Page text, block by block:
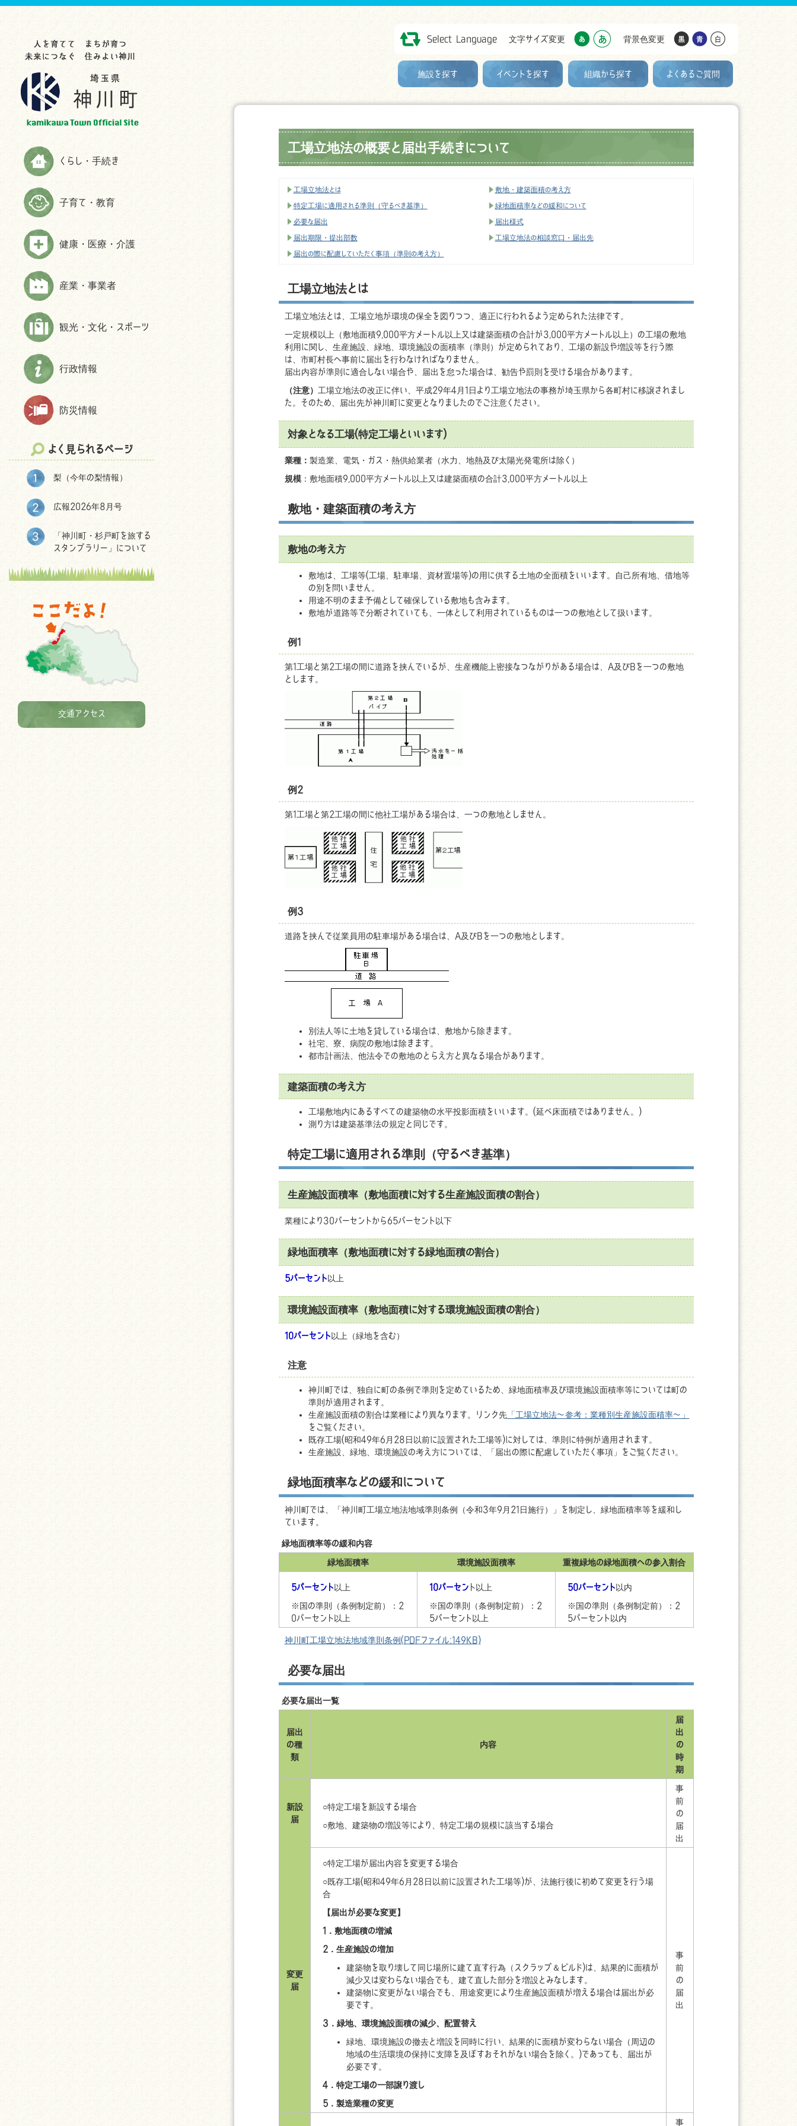
くらし・手続き
し・手続き
請書ダウンロード
成制度一覧
民年金
民健康保険
み・環境
ット・動物
まい・建築
下水道
活保護
住をお考えの皆様へ
婚・妊娠・共育ての相談機会
供・支援プログラム補助金
子育て・教育
て・教育
育委員会
涯学習
娠・出産
設情報
健康・医療・介護
・医療・介護
（健）診・人間ドック等助成・
防接種
康づくり・相談
齢者福祉
がい者福祉
くある質問(福祉・高齢者・介護
ついて)
んじょうネット～医療・介護・障
・地域資源情報管理システム～
産業・事業者
・事業者
札・契約
林商工業
用・労働
観光・文化・スポーツ
・文化・スポーツ
光スポット
ポーツ
行政情報
の紹介
策・計画
みかわまちづくり通信
ちづくり提案箱
ちづくり懇話会
スコットキャラクター
るさと納税
報公開
政状況等
通アクセス
援申請
防災情報
ザードマップ
報伝達手段
防災速報アプリ
災放送が聞きづらい世帯へは戸
受信機を配布しています
よく見られるページ
梨（今年の梨情報）
広報2026年8月号
「神川町・杉戸町を旅する
スタンプラリー」について
交通アクセス
Select Language 文字サイズ変更 背景色変更
施設を探す イベントを探す 組織から探す よくあるご質問
工場立地法の概要と届出手続きについて
工場立地法とは 敷地・建築面積の考え方
特定工場に適用される準則（守るべき基準） 緑地面積率などの緩和について
必要な届出 届出様式
届出期限・提出部数 工場立地法の相談窓口・届出先
届出の際に配慮していただく事項（準則の考え方）
工場立地法とは
工場立地法とは、工場立地が環境の保全を図りつつ、適正に行われるよう定められた法律です。
一定規模以上（敷地面積9,000平方メートル以上又は建築面積の合計が3,000平方メートル以上）の工場の敷地
利用に関し、生産施設、緑地、環境施設の面積率（準則）が定められており、工場の新設や増設等を行う際
は、市町村長へ事前に届出を行わなければなりません。
届出内容が準則に適合しない場合や、届出を怠った場合は、勧告や罰則を受ける場合があります。
（注意） 工場立地法の改正に伴い、平成29年4月1日より工場立地法の事務が埼玉県から各町村に移譲されまし
た。そのため、届出先が神川町に変更となりましたのでご注意ください。
対象となる工場(特定工場といいます)
業種： 製造業、電気・ガス・熱供給業者（水力、地熱及び太陽光発電所は除く）
規模：敷地面積9,000平方メートル以上又は建築面積の合計3,000平方メートル以上
敷地・建築面積の考え方
敷地の考え方
敷地は、工場等(工場、駐車場、資材置場等)の用に供する土地の全面積をいいます。自己所有地、借地等
の別を問いません。
用途不明のまま予備として確保している敷地も含みます。
敷地が道路等で分断されていても、一体として利用されているものは一つの敷地として扱います。
例1
第1工場と第2工場の間に道路を挟んでいるが、生産機能上密接なつながりがある場合は、A及びBを一つの敷地
とします。
例2
第1工場と第2工場の間に他社工場がある場合は、一つの敷地としません。
例3
道路を挟んで従業員用の駐車場がある場合は、A及びBを一つの敷地とします。
別法人等に土地を貸している場合は、敷地から除きます。
社宅、寮、病院の敷地は除きます。
都市計画法、他法令での敷地のとらえ方と異なる場合があります。
建築面積の考え方
工場敷地内にあるすべての建築物の水平投影面積をいいます。(延べ床面積ではありません。)
測り方は建築基準法の規定と同じです。
特定工場に適用される準則（守るべき基準）
生産施設面積率（敷地面積に対する生産施設面積の割合）
業種により30パーセントから65パーセント以下
緑地面積率（敷地面積に対する緑地面積の割合）
5パーセント 以上
環境施設面積率（敷地面積に対する環境施設面積の割合）
10パーセント 以上（緑地を含む）
注意
神川町では、独自に町の条例で準則を定めているため、緑地面積率及び環境施設面積率等については町の
準則が適用されます。
生産施設面積の割合は業種により異なります。リンク先「工場立地法〜参考：業種別生産施設面積率〜」
をご覧ください。
既存工場(昭和49年6月28日以前に設置された工場等)に対しては、準則に特例が適用されます。
生産施設、緑地、環境施設の考え方については、「届出の際に配慮していただく事項」をご覧ください。
緑地面積率などの緩和について
神川町では、「神川町工場立地法地域準則条例（令和3年9月21日施行）」を制定し、緑地面積率等を緩和し
ています。
緑地面積率等の緩和内容
緑地面積率 環境施設面積率 重複緑地の緑地面積への参入割合
5パーセント 以上
※国の準則（条例制定前）：2
0パーセント以上
10パーセン ト以上
※国の準則（条例制定前）：2
5パーセント以上
50パーセント 以内
※国の準則（条例制定前）：2
5パーセント以内
神川町工場立地法地域準則条例(PDFファイル:149KB)
必要な届出
必要な届出一覧
届出
の種
類
内容
届
出
の
時
期
新設
届
○特定工場を新設する場合
○敷地、建築物の増設等により、特定工場の規模に該当する場合
事
前
の
届
出
変更
届
○特定工場が届出内容を変更する場合
○既存工場(昭和49年6月28日以前に設置された工場等)が、法施行後に初めて変更を行う場
合
【届出が必要な変更】
1．敷地面積の増減
2．生産施設の増加
建築物を取り壊して同じ場所に建て直す行為（スクラップ＆ビルド)は、結果的に面積が
減少又は変わらない場合でも、建て直した部分を増設とみなします。
建築物に変更がない場合でも、用途変更により生産施設面積が増える場合は届出が必
要です。
3．緑地、環境施設面積の減少、配置替え
緑地、環境施設の撤去と増設を同時に行い、結果的に面積が変わらない場合（周辺の
地域の生活環境の保持に支障を及ぼすおそれがない場合を除く。)であっても、届出が
必要です。
4．特定工場の一部譲り渡し
5．製造業種の変更
事
前
の
届
出
事